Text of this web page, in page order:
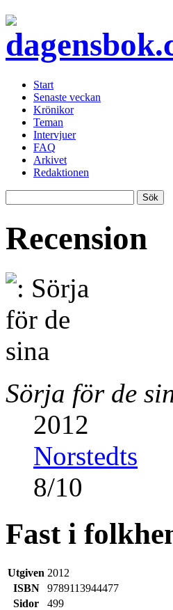
Start
Senaste veckan
Krönikor
Teman
Intervjuer
FAQ
Arkivet
Redaktionen
Recension
Sörja för de
2012
Norstedts
8/10
Fast i
Utgiven 2012
ISBN
9789113944477
Sidor
499